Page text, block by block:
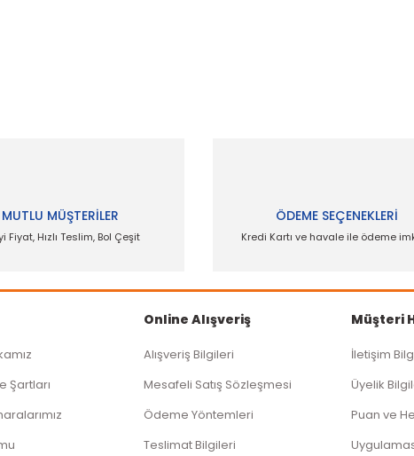
Gönder
MUTLU MÜŞTERİLER
Fiyat, Hızlı Teslim, Bol Çeşit
ÖDEME SEÇENEKLERİ
Kredi Kartı ve havale ile ödeme
Şartları
Online Alışveriş
Alışveriş Bilgileri
Mesafeli Satış Sözleşmesi
Ödeme Yöntemleri
Teslimat Bilgileri
Müşteri
İletişim
Üyelik
Puan ve